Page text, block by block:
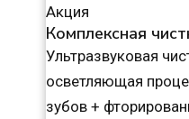
Акция
Комплексная
Ультразвуковая
осветляющая
зубов +